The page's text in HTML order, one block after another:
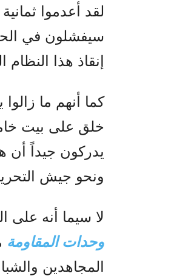
سيفشلون في
إنقاذ هذا
خلق على بيت
يدركون جيداً أن
ونحو جيش
لا سيما أنه على
وحدات المقاومة
المجاهدين